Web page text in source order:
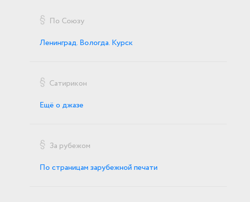
По Союзу
Ленинград. Вологда. Курск
Сатирикон
Ещё о джазе
За рубежом
По страницам зарубежной печати